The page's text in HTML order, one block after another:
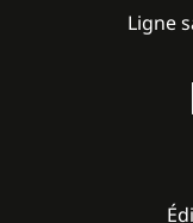
Ligne